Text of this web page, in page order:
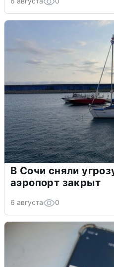
В Сочи сняли
аэропорт закрыт
6 августа 0